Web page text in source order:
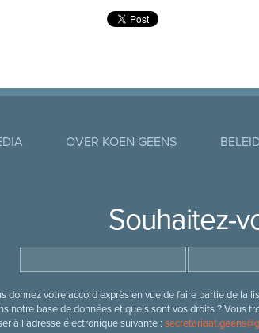
OVER KOEN GEENS
Souhaitez-
donnez votre accord exprès en vue de faire partie de
notre base de données et quels sont vos droits ? Vous
à l’adresse électronique suivante :